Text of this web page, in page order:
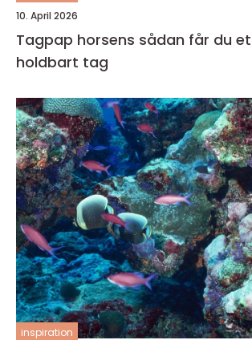
10. April 2026
Tagpap horsens sådan får du et tæt og
holdbart tag
inspiration